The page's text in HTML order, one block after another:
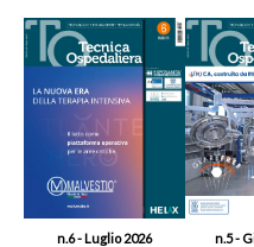
n.6 - Luglio 2026 n.5 -